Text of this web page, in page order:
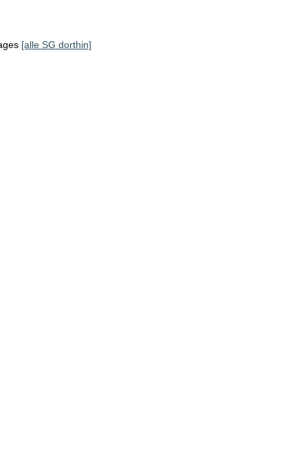
[alle SG dorthin]